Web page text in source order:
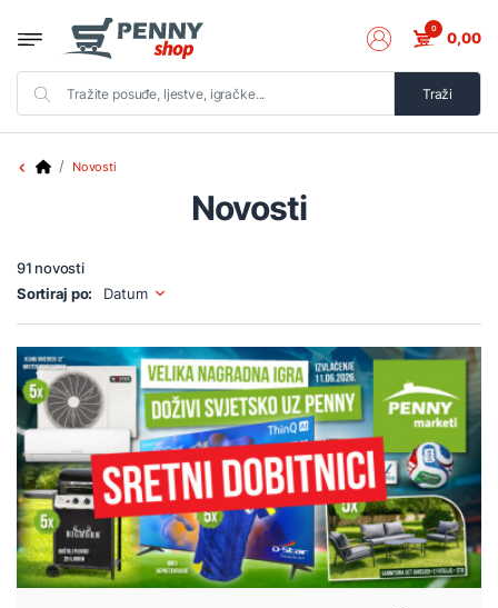
Traži
0 0,00
Novosti
Novosti
91 novosti
Sortiraj po:
Datum